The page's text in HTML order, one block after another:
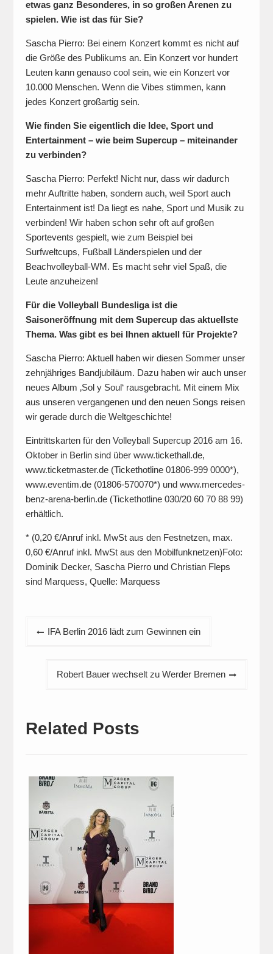
etwas ganz Besonderes, in so großen Arenen zu
spielen. Wie ist das für Sie?
Sascha Pierro: Bei einem Konzert kommt es nicht auf
die Größe des Publikums an. Ein Konzert vor hundert
Leuten kann genauso cool sein, wie ein Konzert vor
10.000 Menschen. Wenn die Vibes stimmen, kann
jedes Konzert großartig sein.
Wie finden Sie eigentlich die Idee, Sport und
Entertainment – wie beim Supercup – miteinander
zu verbinden?
Sascha Pierro: Perfekt! Nicht nur, dass wir dadurch
mehr Auftritte haben, sondern auch, weil Sport auch
Entertainment ist! Da liegt es nahe, Sport und Musik zu
verbinden! Wir haben schon sehr oft auf großen
Sportevents gespielt, wie zum Beispiel bei
Surfweltcups, Fußball Länderspielen und der
Beachvolleyball-WM. Es macht sehr viel Spaß, die
Leute anzuheizen!
Für die Volleyball Bundesliga ist die
Saisoneröffnung mit dem Supercup das aktuellste
Thema. Was gibt es bei Ihnen aktuell für Projekte?
Sascha Pierro: Aktuell haben wir diesen Sommer unser
zehnjähriges Bandjubiläum. Dazu haben wir auch unser
neues Album ‚Sol y Soul‘ rausgebracht. Mit einem Mix
aus unseren vergangenen und den neuen Songs reisen
wir gerade durch die Weltgeschichte!
Eintrittskarten für den Volleyball Supercup 2016 am 16.
Oktober in Berlin sind über www.tickethall.de,
www.ticketmaster.de (Tickethotline 01806-999 0000*),
www.eventim.de (01806-570070*) und www.mercedes-
benz-arena-berlin.de (Tickethotline 030/20 60 70 88 99)
erhältlich.
* (0,20 €/Anruf inkl. MwSt aus den Festnetzen, max.
0,60 €/Anruf inkl. MwSt aus den Mobilfunknetzen)Foto:
Dominik Decker, Sascha Pierro und Christian Fleps
sind Marquess, Quelle: Marquess
Beitragsnavigation
IFA Berlin 2016 lädt zum Gewinnen ein
Robert Bauer wechselt zu Werder Bremen
Related Posts